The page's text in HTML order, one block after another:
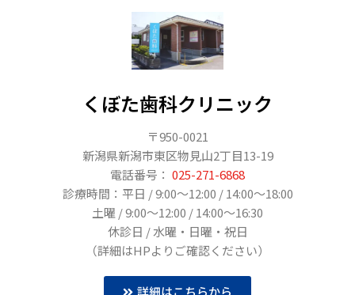
くぼた歯科クリニック
〒950-0021
新潟県新潟市東区物見山2丁目13-19
電話番号： 025-271-6868
診療時間：平日 / 9:00〜12:00 / 14:00～18:00
土曜 / 9:00〜12:00 / 14:00～16:30
休診日 / 水曜・日曜・祝日
（詳細はHPよりご確認ください）